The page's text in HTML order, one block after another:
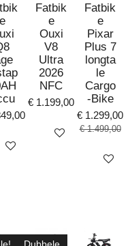
e
details
Fatbik
e
Ouxi
V8
Ultra
2026
NFC
€ 1.199,00
Bekijk details
Fatbik
e
Pixar
Plus 7
longta
le
Cargo
-Bike
€ 1.299,00
€ 1.499,00
Bekijk